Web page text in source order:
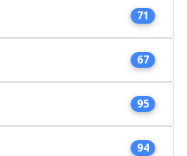
71
67
95
94